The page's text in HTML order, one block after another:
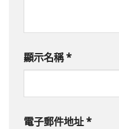
顯示名稱*
電子郵件地址*